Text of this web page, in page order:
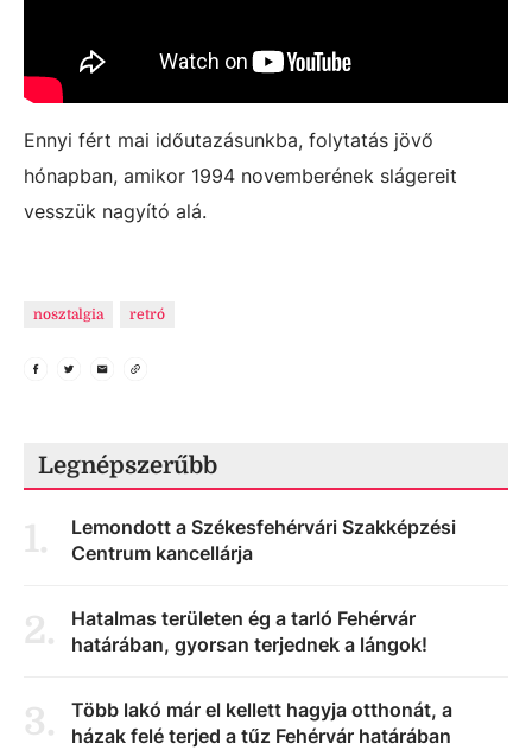
Ennyi fért mai időutazásunkba, folytatás jövő
hónapban, amikor 1994 novemberének slágereit
vesszük nagyító alá.
nosztalgia retró
Legnépszerűbb
1.
Lemondott a Székesfehérvári Szakképzési
Centrum kancellárja
2.
Hatalmas területen ég a tarló Fehérvár
határában, gyorsan terjednek a lángok!
3.
Több lakó már el kellett hagyja otthonát, a
házak felé terjed a tűz Fehérvár határában